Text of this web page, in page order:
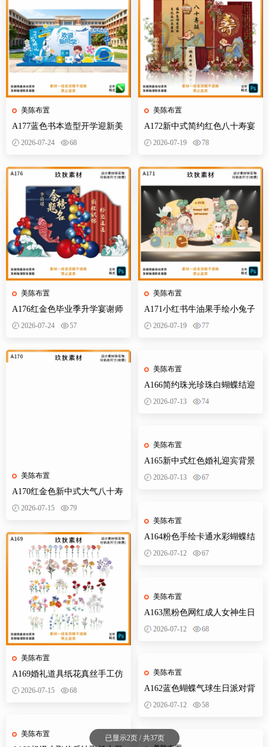
美陈布置
A177蓝色书本造型开学迎新美
陈KT板欢迎新同学开学典礼合
2026-07-24 68
美陈布置
A176红金色毕业季升学宴谢师
宴金榜题名开学派对背景布置
2026-07-24 57
美陈布置
A172新中式简约红色八十寿宴
生日宴舞台迎宾区背景布置
2026-07-19 78
美陈布置
A171小红书牛油果手绘小兔子
小熊狐狸宝宝宴插画森系派对
2026-07-19 77
美陈布置
A170红金色新中式大气八十寿
宴背景设计素材老人生日布置
2026-07-15 79
美陈布置
A169婚礼道具纸花真丝手工仿
真花路引装饰立体婚礼效果图
2026-07-15 68
美陈布置
美陈布置
A166简约珠光珍珠白蝴蝶结迎
宾牌小红书成人礼18岁生日派
2026-07-13 74
美陈布置
A165新中式红色婚礼迎宾背景
订婚宴设计素材效果图KT板制
2026-07-13 67
美陈布置
A164粉色手绘卡通水彩蝴蝶结
婚订婚宴宝宝宴生日派对异形
2026-07-12 67
美陈布置
A163黑粉色网红成人女神生日
派对十八岁迎宾牌水牌背景设
2026-07-12 68
美陈布置
A162蓝色蝴蝶气球生日派对背
景设计素材PSD分层图卡通风
2026-07-12 58
已显示2页 / 共37页